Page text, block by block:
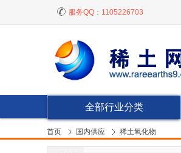
服务QQ： 1105226703
全部行业分类
首页 国内供应 稀土氧化物